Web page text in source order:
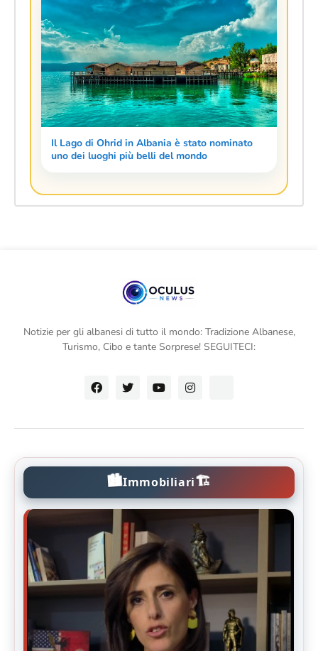
Il Lago di Ohrid in Albania è stato nominato
uno dei luoghi più belli del mondo
Notizie per gli albanesi di tutto il mondo: Tradizione Albanese,
Turismo, Cibo e tante Sorprese! SEGUITECI:
🏙️Immobiliari🏗️